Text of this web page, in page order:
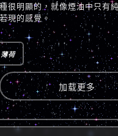
很明顯的，就像煙油中只有
現的感覺。
薄荷
加载更多